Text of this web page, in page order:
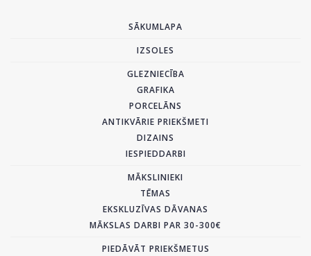
SĀKUMLAPA
IZSOLES
GLEZNIECĪBA
GRAFIKA
PORCELĀNS
ANTIKVĀRIE PRIEKŠMETI
DIZAINS
IESPIEDDARBI
MĀKSLINIEKI
TĒMAS
EKSKLUZĪVAS DĀVANAS
MĀKSLAS DARBI PAR 30-300€
PIEDĀVĀT PRIEKŠMETUS